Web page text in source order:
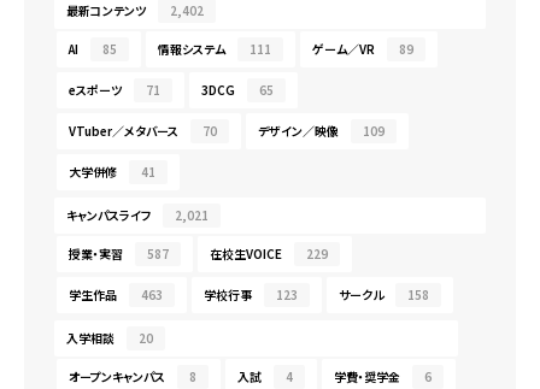
最新コンテンツ 2,402
AI 85 情報システム 111 ゲーム／VR 89
eスポーツ 71 3DCG 65
VTuber／メタバース 70 デザイン／映像 109
大学併修 41
キャンパスライフ 2,021
授業・実習 587 在校生VOICE 229
学生作品 463 学校行事 123 サークル 158
入学相談 20
オープンキャンパス 8 入試 4 学費・奨学金 6